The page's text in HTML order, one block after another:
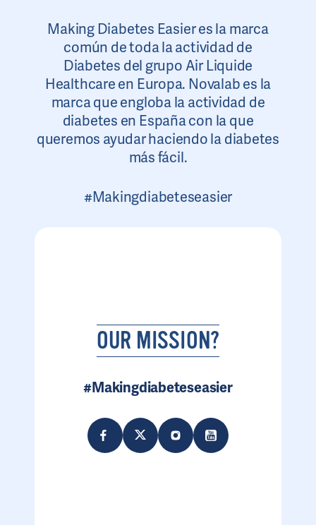
Making Diabetes Easier es la marca
común de toda la actividad de
Diabetes del grupo Air Liquide
Healthcare en Europa. Novalab es la
marca que engloba la actividad de
diabetes en España con la que
queremos ayudar haciendo la diabetes
más fácil.
#Makingdiabeteseasier
OUR MISSION?
#Makingdiabeteseasier